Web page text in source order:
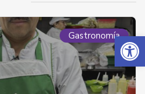
Abrir
Gastronomía